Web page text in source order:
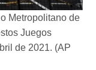
Metropolitano de
Juegos
de 2021. (AP